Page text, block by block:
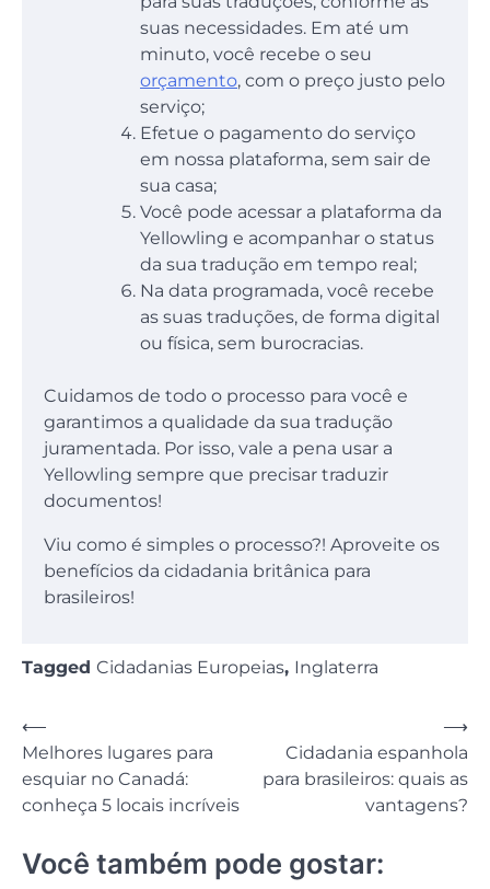
suas necessidades. Em até um
minuto, você recebe o seu
orçamento, com o preço justo pelo
serviço;
Efetue o pagamento do serviço
em nossa plataforma, sem sair de
sua casa;
Você pode acessar a plataforma da
Yellowling e acompanhar o status
da sua tradução em tempo real;
Na data programada, você recebe
as suas traduções, de forma digital
ou física, sem burocracias.
Cuidamos de todo o processo para você e
garantimos a qualidade da sua tradução
juramentada. Por isso, vale a pena usar a
Yellowling sempre que precisar traduzir
documentos!
Viu como é simples o processo?! Aproveite os
benefícios da cidadania britânica para
brasileiros!
Tagged Cidadanias Europeias, Inglaterra
Navegação
de
Post
⟵
Melhores lugares para
esquiar no Canadá:
conheça 5 locais incríveis
Cidadania espanhola
para brasileiros: quais as
vantagens?
⟶
Você também pode gostar: